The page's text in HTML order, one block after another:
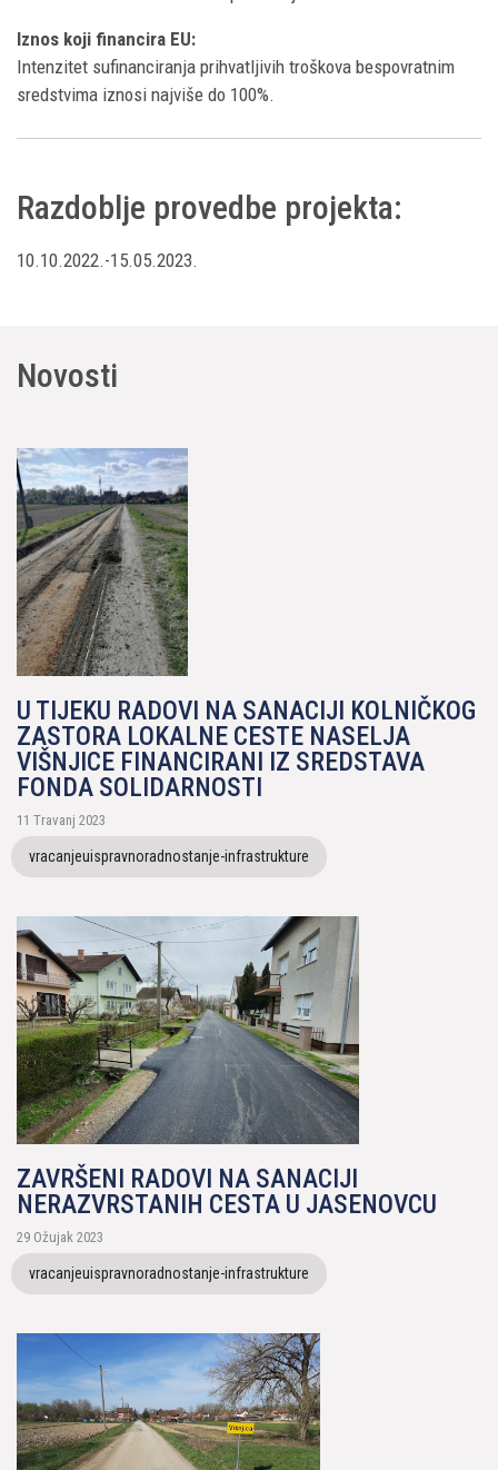
Iznos koji financira EU:
Intenzitet sufinanciranja prihvatljivih troškova bespovratnim
sredstvima iznosi najviše do 100%.
Razdoblje provedbe projekta:
10.10.2022.-15.05.2023.
Novosti
U TIJEKU RADOVI NA SANACIJI KOLNIČKOG
ZASTORA LOKALNE CESTE NASELJA
VIŠNJICE FINANCIRANI IZ SREDSTAVA
FONDA SOLIDARNOSTI
11 Travanj 2023
vracanjeuispravnoradnostanje-infrastrukture
ZAVRŠENI RADOVI NA SANACIJI
NERAZVRSTANIH CESTA U JASENOVCU
29 Ožujak 2023
vracanjeuispravnoradnostanje-infrastrukture